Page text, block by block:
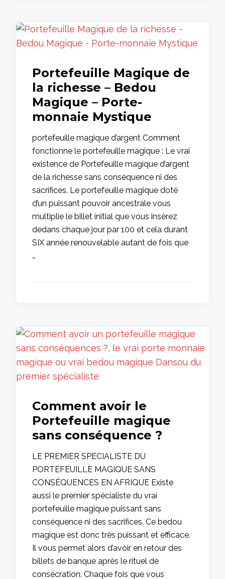
Portefeuille Magique de
la richesse – Bedou
Magique – Porte-
monnaie Mystique
portefeuille magique d’argent Comment
fonctionne le portefeuille magique : Le vrai
existence de Portefeuille magique d’argent
de la richesse sans conséquence ni des
sacrifices. Le portefeuille magique doté
d’un puissant pouvoir ancestrale vous
multiplie le billet initial que vous insérez
dedans chaque jour par 100 et cela durant
SIX année renouvelable autant de fois que
…
Comment avoir le
Portefeuille magique
sans conséquence ?
LE PREMIER SPECIALISTE DU
PORTEFEUILLE MAGIQUE SANS
CONSÉQUENCES EN AFRIQUE Existe
aussi le premier spécialiste du vrai
portefeuille magique puissant sans
conséquence ni des sacrifices. Ce bedou
magique est donc très puissant et efficace.
Il vous permet alors d’avoir en retour des
billets de banque après le rituel de
consécration. Chaque fois que vous